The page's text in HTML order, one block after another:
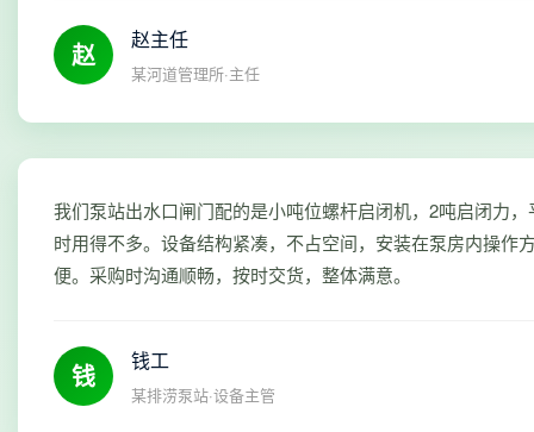
赵 赵主任
某河道管理所·主任
我们泵站出水口闸门配的是小吨位螺杆启闭机，2吨启闭力，
时用得不多。设备结构紧凑，不占空间，安装在泵房内操作
便。采购时沟通顺畅，按时交货，整体满意。
钱 钱工
某排涝泵站·设备主管